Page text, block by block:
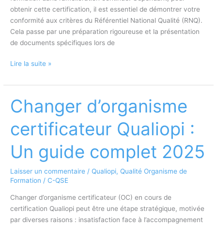
obtenir cette certification, il est essentiel de démontrer votre
conformité aux critères du Référentiel National Qualité (RNQ).
Cela passe par une préparation rigoureuse et la présentation
de documents spécifiques lors de
Les
indispensables
avoir
l’audit
Lire la suite »
Changer d’organisme
certificateur Qualiopi :
Un guide complet 2025
Laisser un commentaire / Qualiopi, Qualité Organisme de
Formation / C-QSE
Changer d’organisme certificateur (OC) en cours de
certification Qualiopi peut être une étape stratégique, motivée
par diverses raisons : insatisfaction face à l’accompagnement